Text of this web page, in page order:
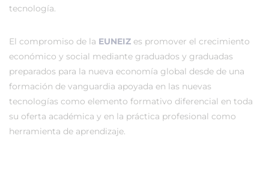
tecnología.
El compromiso de la EUNEIZ es promover el crecimiento
económico y social mediante graduados y graduadas
preparados para la nueva economía global desde de una
formación de vanguardia apoyada en las nuevas
tecnologías como elemento formativo diferencial en toda
su oferta académica y en la práctica profesional como
herramienta de aprendizaje.